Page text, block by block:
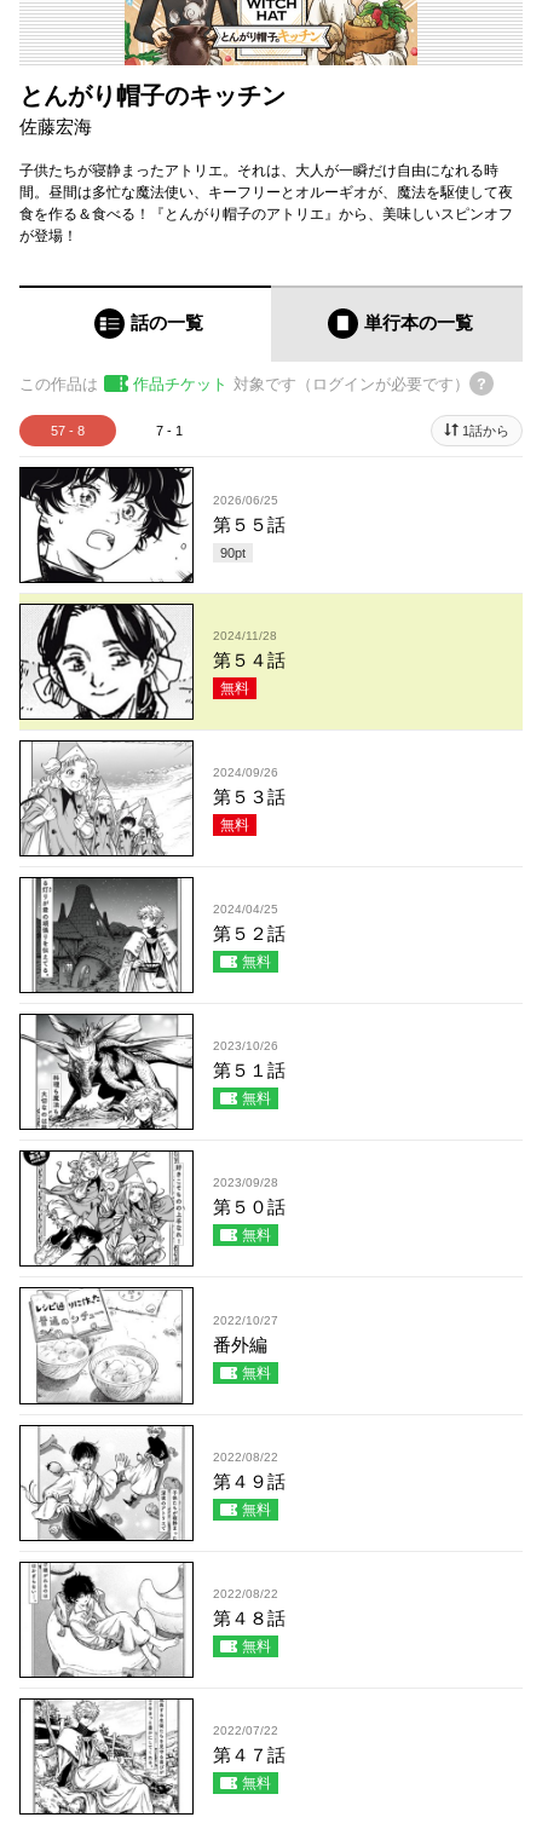
とんがり帽子のキッチン
佐藤宏海
子供たちが寝静まったアトリエ。それは、大人が一瞬だけ自由になれる時
間。昼間は多忙な魔法使い、キーフリーとオルーギオが、魔法を駆使して夜
食を作る＆食べる！『とんがり帽子のアトリエ』から、美味しいスピンオフ
が登場！
話の一覧 単行本の一覧
この作品は 作品チケット 対象です（ログインが必要です）
57 - 8 7 - 1 1話から
2026/06/25
第５５話
90pt
2024/11/28
第５４話
無料
2024/09/26
第５３話
無料
2024/04/25
第５２話
無料
2023/10/26
第５１話
無料
2023/09/28
第５０話
無料
2022/10/27
番外編
無料
2022/08/22
第４９話
無料
2022/08/22
第４８話
無料
2022/07/22
第４７話
無料